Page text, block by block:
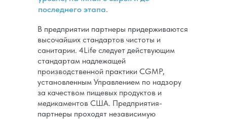
В предприятии партнеры придерживаются
высочайших стандартов чистоты и
санитарии. 4Life следует действующим
стандартам надлежащей
производственной практики CGMP,
установленным Управлением по надзору
за качеством пищевых продуктов и
медикаментов США. Предприятия-
партнеры проходят независимую
последнего этапа.